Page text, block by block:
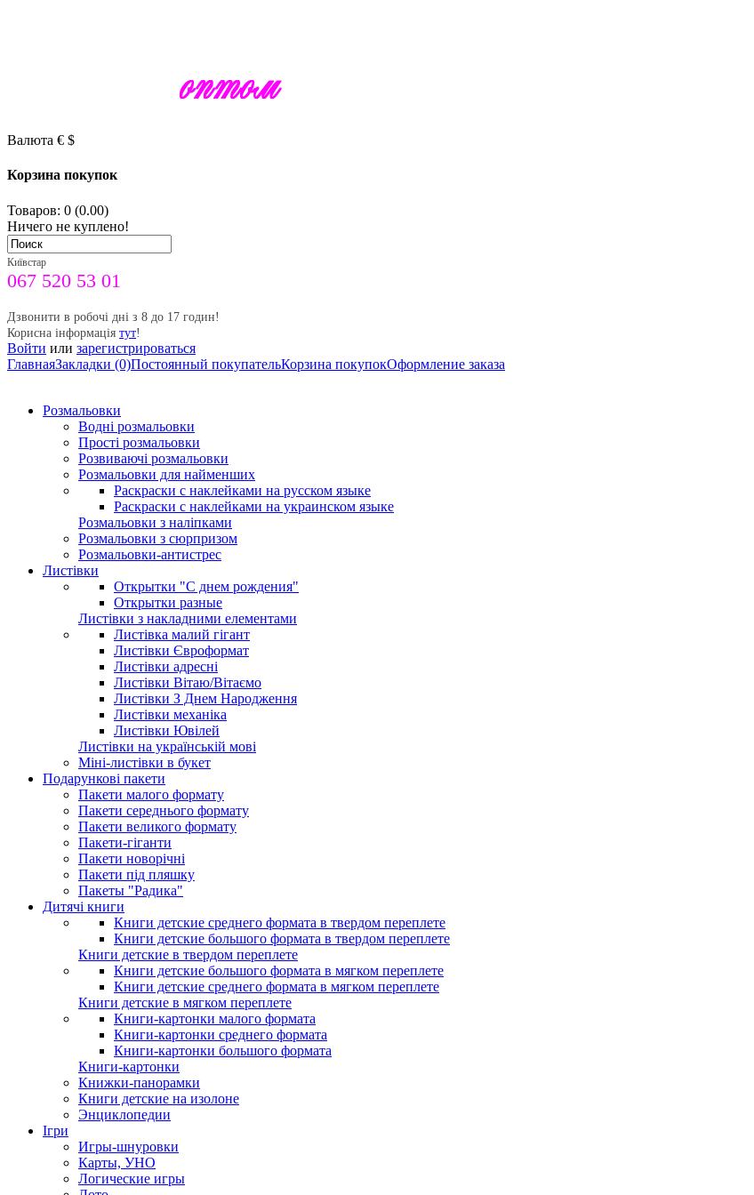
Валюта € $
Корзина покупок
Товаров: 0 (0.00)
Ничего не куплено!
Київстар
067 520 53 01
Дзвонити в робочі дні з 8 до 17 годин!
Корисна інформація тут!
Войти или зарегистрироваться
ГлавнаяЗакладки (0)Постоянный покупательКорзина покупокОформление заказа
Розмальовки
Водні розмальовки
Прості розмальовки
Розвиваючі розмальовки
Розмальовки для найменших
Раскраски с наклейками на русском языке
Раскраски с наклейками на украинском языке
Розмальовки з наліпками
Розмальовки з сюрпризом
Розмальовки-антистрес
Листівки
Открытки "С днем рождения"
Открытки разные
Листівки з накладними елементами
Листівка малий гігант
Листівки Євроформат
Листівки адресні
Листівки Вітаю/Вітаємо
Листівки З Днем Народження
Листівки механіка
Листівки Ювілей
Листівки на українській мові
Міні-листівки в букет
Подарункові пакети
Пакети малого формату
Пакети середнього формату
Пакети великого формату
Пакети-гіганти
Пакети новорічні
Пакети під пляшку
Пакеты "Радика"
Дитячі книги
Книги детские среднего формата в твердом переплете
Книги детские большого формата в твердом переплете
Книги детские в твердом переплете
Книги детские большого формата в мягком переплете
Книги детские среднего формата в мягком переплете
Книги детские в мягком переплете
Книги-картонки малого формата
Книги-картонки среднего формата
Книги-картонки большого формата
Книги-картонки
Книжки-панорамки
Книги детские на изолоне
Энциклопедии
Ігри
Игры-шнуровки
Карты, УНО
Логические игры